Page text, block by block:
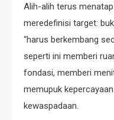
Alih-alih terus
meredefinisi target:
“harus berkembang
seperti ini memberi
fondasi, memberi
memupuk
kewaspadaan.